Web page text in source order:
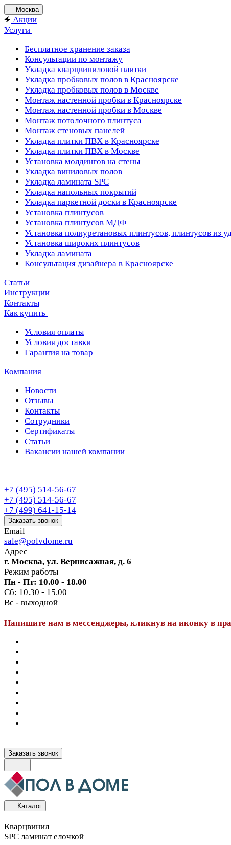
Москва
Акции
Услуги
Бесплатное хранение заказа
Консультации по монтажу
Укладка кварцвиниловой плитки
Укладка пробковых полов в Красноярске
Укладка пробковых полов в Москве
Монтаж настенной пробки в Красноярске
Монтаж настенной пробки в Москве
Монтаж потолочного плинтуса
Монтаж стеновых панелей
Укладка плитки ПВХ в Красноярске
Укладка плитки ПВХ в Москве
Установка молдингов на стены
Укладка виниловых полов
Укладка ламината SPC
Укладка напольных покрытий
Укладка паркетной доски в Красноярске
Установка плинтусов
Установка плинтусов МДФ
Установка полиуретановых плинтусов, плинтусов из
Установка широких плинтусов
Укладка ламината
Консультация дизайнера в Красноярске
Статьи
Инструкции
Контакты
Как купить
Условия оплаты
Условия доставки
Гарантия на товар
Компания
Новости
Отзывы
Контакты
Сотрудники
Сертификаты
Статьи
Вакансии нашей компании
+7 (495) 514-56-67
+7 (495) 514-56-67
+7 (499) 641-15-14
Заказать звонок
Email
sale@polvdome.ru
Адрес
г. Москва, ул. Вернисажная, д. 6
Режим работы
Пн - Пт: 10.00 - 18.00
Сб: 10.30 - 15.00
Вс - выходной
Напишите нам в мессенджеры, кликнув на иконку в
Заказать звонок
Каталог
Кварцвинил
SPC ламинат елочкой